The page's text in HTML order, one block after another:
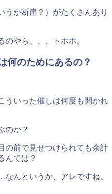
うか断崖？）がたくさんあり
のやら、、、トホホ。
何のためにあるの？
ういった催しは何度も開かれ
のか？
の前で見せつけられても余計
んでは？
んというか、アレですね。